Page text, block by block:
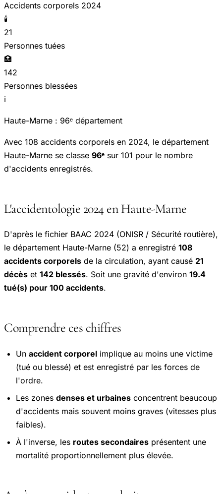
Accidents corporels 2024
🕯️
21
Personnes tuées
🏥
142
Personnes blessées
ℹ️
Haute-Marne : 96ᵉ département
Avec 108 accidents corporels en 2024, le département
Haute-Marne se classe 96ᵉ sur 101 pour le nombre
d'accidents enregistrés.
L'accidentologie 2024 en Haute-Marne
D'après le fichier BAAC 2024 (ONISR / Sécurité routière),
le département Haute-Marne (52) a enregistré 108
accidents corporels de la circulation, ayant causé 21
décès et 142 blessés. Soit une gravité d'environ 19.4
tué(s) pour 100 accidents.
Comprendre ces chiffres
Un accident corporel implique au moins une victime
(tué ou blessé) et est enregistré par les forces de
l'ordre.
Les zones denses et urbaines concentrent beaucoup
d'accidents mais souvent moins graves (vitesses plus
faibles).
À l'inverse, les routes secondaires présentent une
mortalité proportionnellement plus élevée.